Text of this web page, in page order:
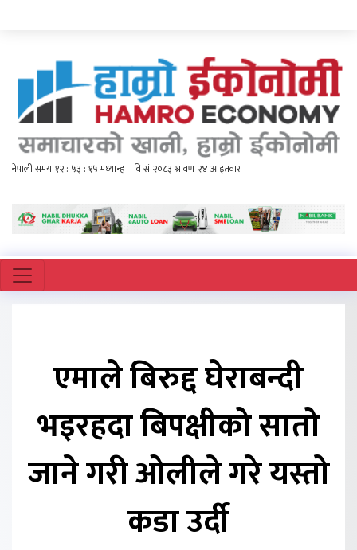
एमाले बिरुद्द घेराबन्दी
भइरहदा बिपक्षीको सातो
जाने गरी ओलीले गरे यस्तो
कडा उर्दी